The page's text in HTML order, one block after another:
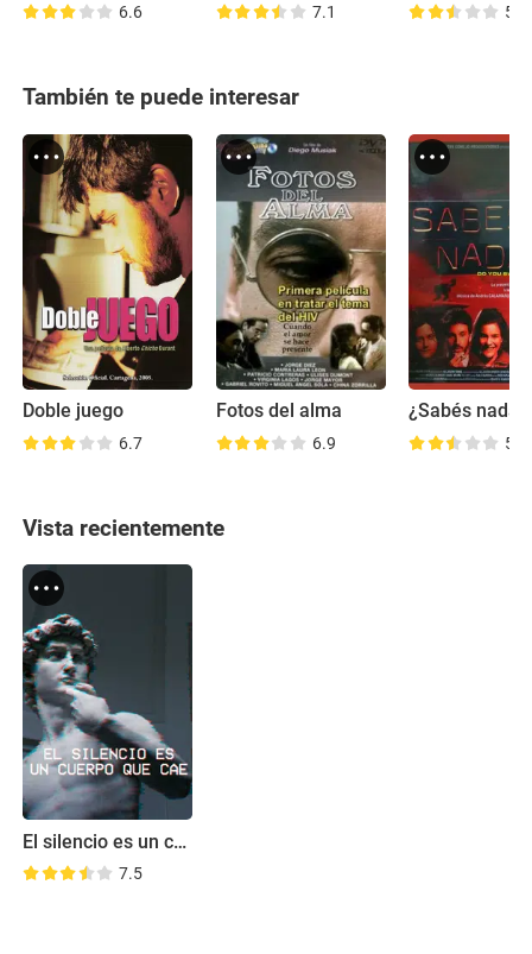
6.6 7.1 5.7
También te puede interesar
Doble juego
6.7
Fotos del alma
6.9
¿Sabés
5.8
Vista recientemente
El silencio es un cuerpo que cae
7.5